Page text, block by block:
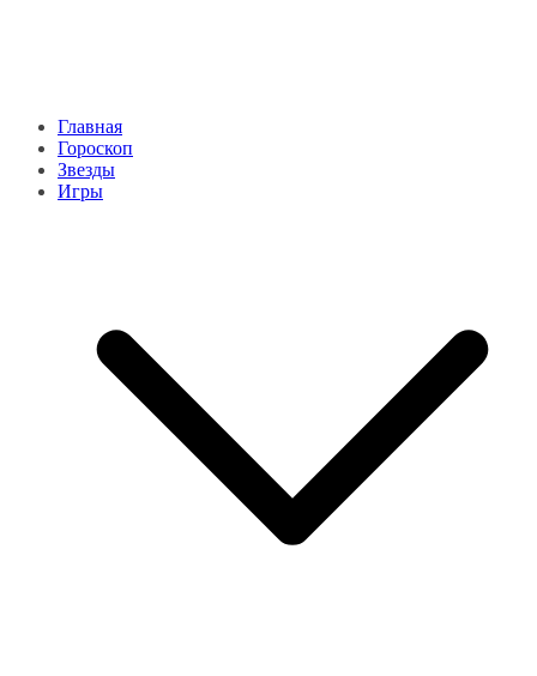
Главная
Гороскоп
Звезды
Игры